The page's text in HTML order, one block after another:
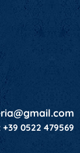
+39 0522 479569